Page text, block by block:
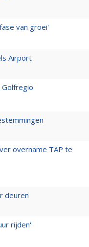
van groei'
Airport
overname TAP te
deuren
rijden'